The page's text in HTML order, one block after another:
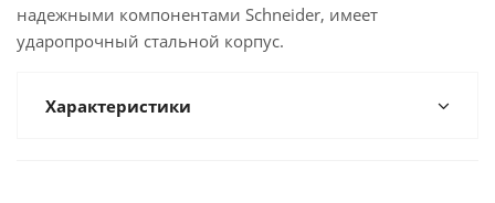
надежными компонентами Schneider, имеет
ударопрочный стальной корпус.
Характеристики